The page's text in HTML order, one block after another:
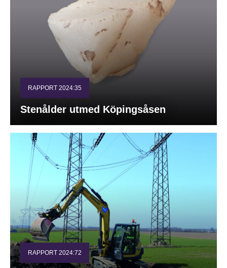
RAPPORT 2024:35
Stenålder utmed Köpingsåsen
RAPPORT 2024:72